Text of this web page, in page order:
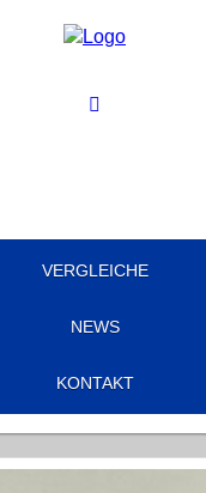
VERGLEICHE
NEWS
KONTAKT